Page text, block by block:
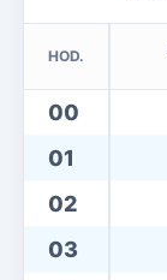
HOD.
00
01
02
03